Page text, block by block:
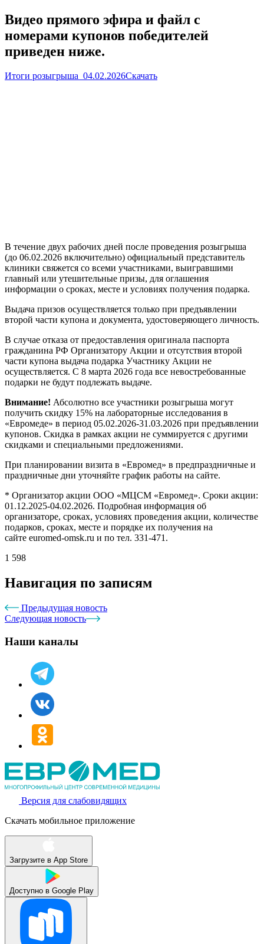
Видео прямого эфира и файл с
номерами купонов победителей
приведен ниже.
Итоги розыгрыша_04.02.2026Скачать
В течение двух рабочих дней после проведения розыгрыша
(до 06.02.2026 включительно) официальный представитель
клиники свяжется со всеми участниками, выигравшими
главный или утешительные призы, для оглашения
информации о сроках, месте и условиях получения подарка.
Выдача призов осуществляется только при предъявлении
второй части купона и документа, удостоверяющего личность.
В случае отказа от предоставления оригинала паспорта
гражданина РФ Организатору Акции и отсутствия второй
части купона выдача подарка Участнику Акции не
осуществляется. С 8 марта 2026 года все невостребованные
подарки не будут подлежать выдаче.
Внимание! Абсолютно все участники розыгрыша могут
получить скидку 15% на лабораторные исследования в
«Евромеде» в период 05.02.2026-31.03.2026 при предъявлении
купонов. Скидка в рамках акции не суммируется с другими
скидками и специальными предложениями.
При планировании визита в «Евромед» в предпраздничные и
праздничные дни уточняйте график работы на сайте.
* Организатор акции ООО «МЦСМ «Евромед». Сроки акции:
01.12.2025-04.02.2026. Подробная информация об
организаторе, сроках, условиях проведения акции, количестве
подарков, сроках, месте и порядке их получения на
сайте euromed-omsk.ru и по тел. 331-471.
1 598
Навигация по записям
Предыдущая новость
Следующая новость
Наши каналы
Версия для слабовидящих
Скачать мобильное приложение
Загрузите в App Store
Доступно в Google Play